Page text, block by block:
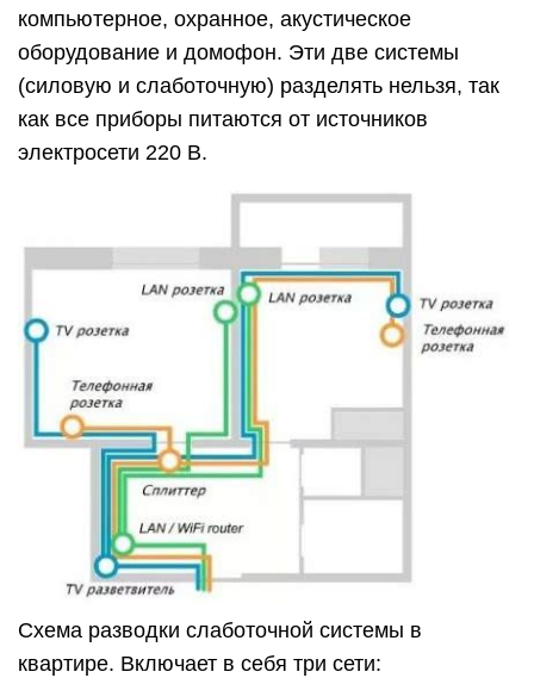
компьютерное, охранное, акустическое
оборудование и домофон. Эти две системы
(силовую и слаботочную) разделять нельзя, так
как все приборы питаются от источников
электросети 220 В.
Схема разводки слаботочной системы в
квартире. Включает в себя три сети: